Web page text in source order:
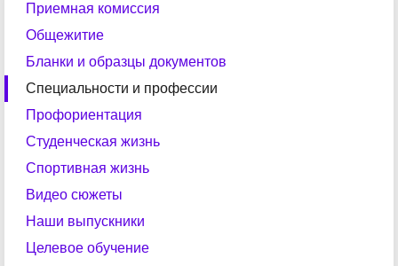
Приемная комиссия
Общежитие
Бланки и образцы документов
Специальности и профессии
Профориентация
Студенческая жизнь
Спортивная жизнь
Видео сюжеты
Наши выпускники
Целевое обучение